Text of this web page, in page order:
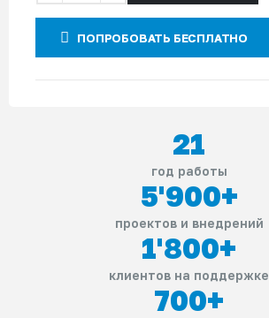
ПОПРОБОВАТЬ БЕСПЛАТНО
21
год работы
5'900+
проектов и внедрений
1'800+
клиентов на поддержке
700+